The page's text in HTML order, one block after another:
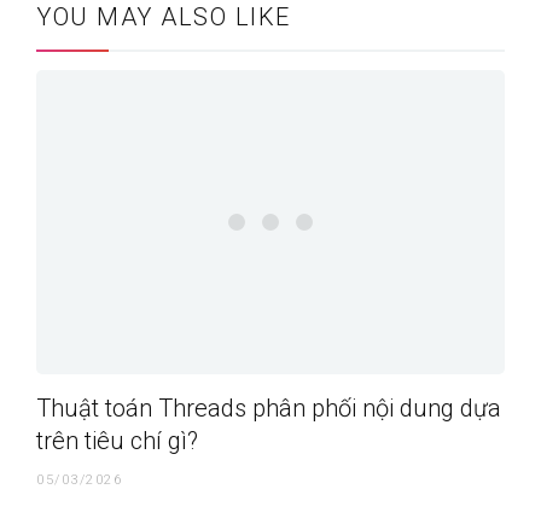
YOU MAY ALSO LIKE
Thuật toán Threads phân phối nội dung dựa
trên tiêu chí gì?
05/03/2026